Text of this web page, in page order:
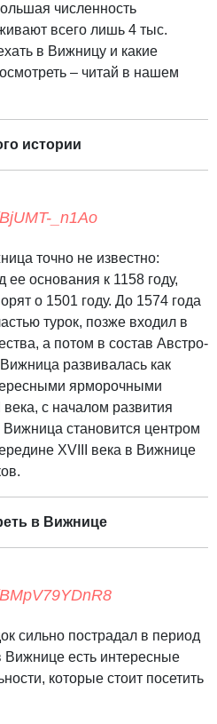
численность
всего лишь 4 тыс.
в Вижницу и какие
– читай в нашем
истории
_n1Ao
точно не известно:
ее основания к 1158 году,
о 1501 году. До 1574 года
турок, позже входил в
а потом в состав Австро-
развивалась как
ярморочными
с началом развития
становится центром
XVIII века в Вижнице
в Вижнице
сильно пострадал в период
есть интересные
которые стоит посетить